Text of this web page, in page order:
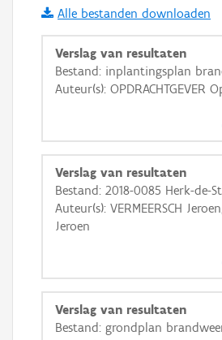
i
+ −
Basis Lagen
Ortho
GRB-Basiskaart in
Alle bestanden downloaden
Verslag van resultaten
Bestand: inplantingsplan
Auteur(s): OPDRACHTGEVER
Verslag van resultaten
Bestand: 2018-0085 Herk-de-
Auteur(s): VERMEERSCH
Jeroen
Verslag van resultaten
Bestand: grondplan